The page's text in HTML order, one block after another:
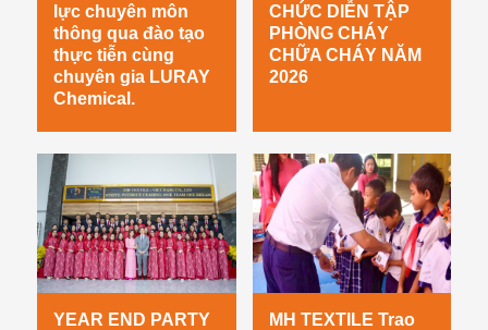
lực chuyên môn
thông qua đào tạo
thực tiễn cùng
chuyên gia LURAY
Chemical.
CHỨC DIỄN TẬP
PHÒNG CHÁY
CHỮA CHÁY NĂM
2026
YEAR END PARTY
MH TEXTILE Trao